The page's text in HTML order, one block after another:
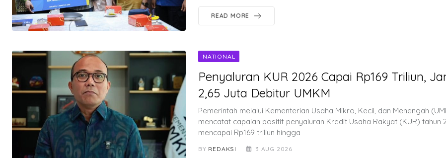
READ MORE
NATIONAL
Penyaluran KUR 2026 Capai Rp169 Triliun,
2,65 Juta Debitur UMKM
Pemerintah melalui Kementerian Usaha Mikro, Kecil, dan Menengah
mencatat capaian positif penyaluran Kredit Usaha Rakyat (KUR) tahun
mencapai Rp169 triliun hingga
BY REDAKSI 3 AUG 2026